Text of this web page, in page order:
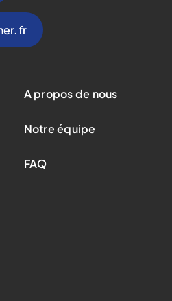
A propos de nous
Notre équipe
FAQ